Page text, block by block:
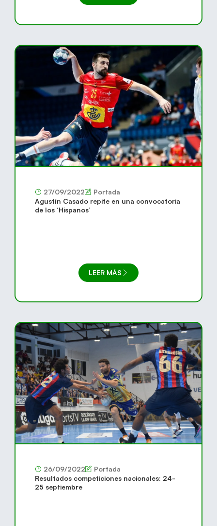
27/09/2022
Portada
Agustín Casado repite en una convocatoria
de los ‘Hispanos’
LEER MÁS
26/09/2022
Portada
Resultados competiciones nacionales: 24-
25 septiembre